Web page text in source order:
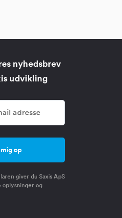
nyhedsbrev
udvikling
giver du Saxis ApS
oplysninger og